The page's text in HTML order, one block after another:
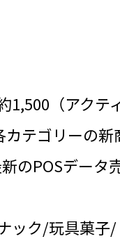
1,500（アクテ
カテゴリーの新
のPOSデータ
ック/玩具菓子/